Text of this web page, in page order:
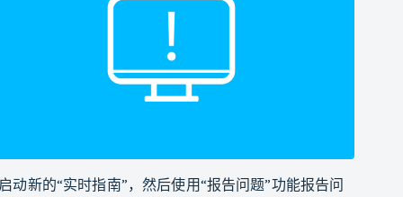
动新的“实时指南”，然后使用“报告问题”功能报告问